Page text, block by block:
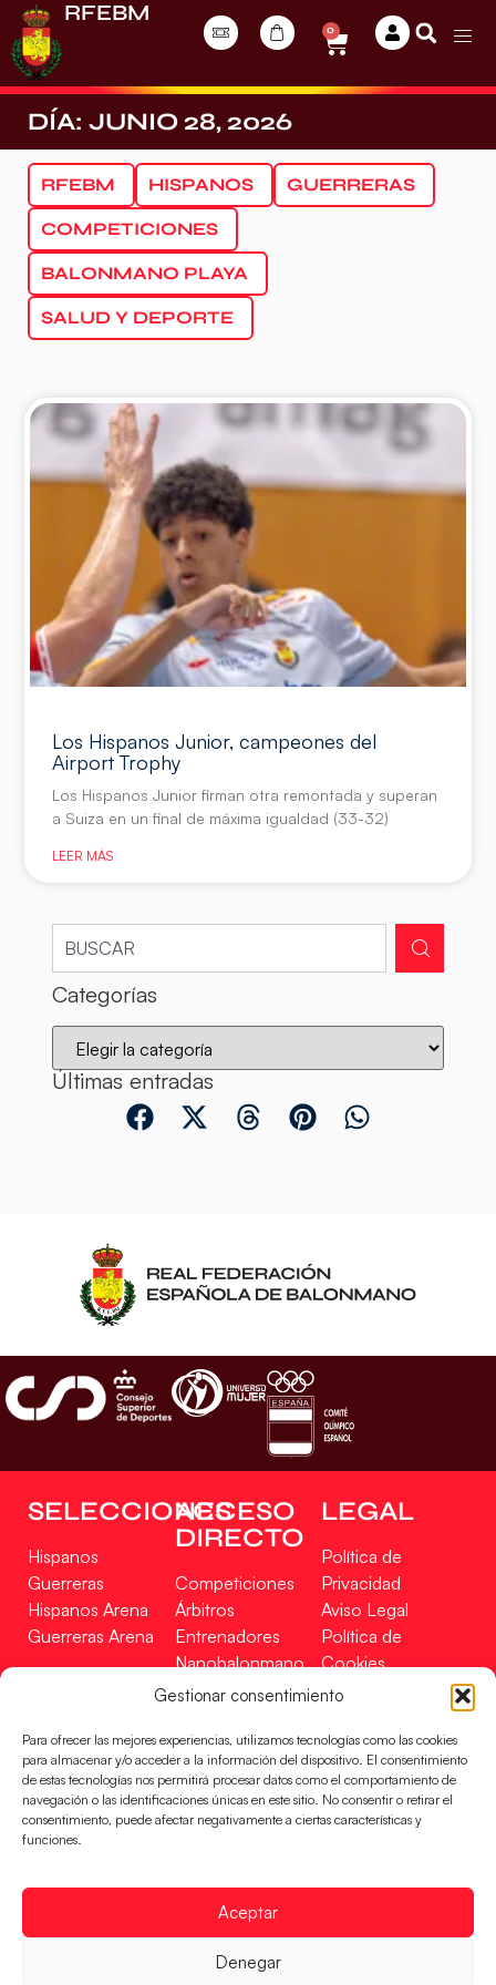
Gestionar consentimiento
Para ofrecer las mejores experiencias, utilizamos tecnologías como las cookies
para almacenar y/o acceder a la información del dispositivo. El consentimiento
de estas tecnologías nos permitirá procesar datos como el comportamiento de
navegación o las identificaciones únicas en este sitio. No consentir o retirar el
consentimiento, puede afectar negativamente a ciertas características y
funciones.
Aceptar
Denegar
RFEBM
0
DÍA: JUNIO 28, 2026
RFEBM HISPANOS GUERRERAS
COMPETICIONES
BALONMANO PLAYA
SALUD Y DEPORTE
Los Hispanos Junior, campeones del
Airport Trophy
Los Hispanos Junior firman otra remontada y superan
a Suiza en un final de máxima igualdad (33-32)
LEER MÁS
Categorías
Últimas entradas
SELECCIONES
Hispanos
Guerreras
Hispanos Arena
Guerreras Arena
ACCESO
DIRECTO
Competiciones
Árbitros
Entrenadores
Nanobalonmano
Tienda
LEGAL
Política de
Privacidad
Aviso Legal
Política de
Cookies
Mapa Web
Incidencias
CONTACTO
EN
FINANCIADO
RFEBM © 2024. Todos los derechos reservados –
Desarrollado por